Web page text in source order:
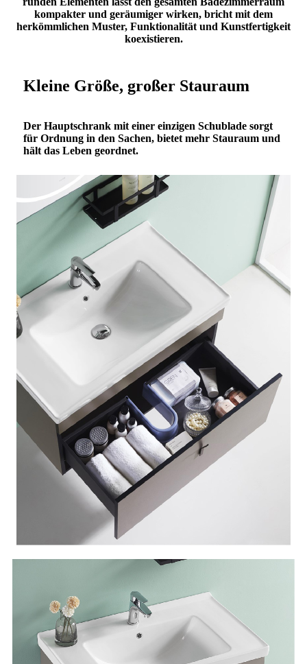
kompakter und geräumiger wirken, bricht mit dem
herkömmlichen Muster, Funktionalität und Kunstfertigkeit
koexistieren.
Kleine Größe, großer Stauraum
Der Hauptschrank mit einer einzigen Schublade sorgt
für Ordnung in den Sachen, bietet mehr Stauraum und
hält das Leben geordnet.